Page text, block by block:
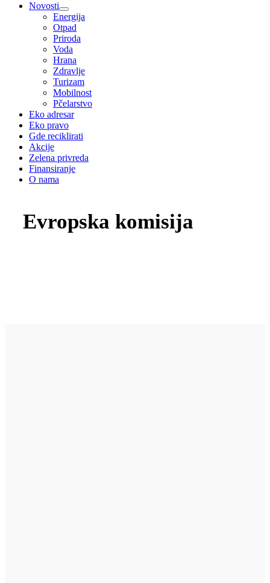
Novosti
Energija
Otpad
Priroda
Voda
Hrana
Zdravlje
Turizam
Mobilnost
Pčelarstvo
Eko adresar
Eko pravo
Gde reciklirati
Akcije
Zelena privreda
Finansiranje
O nama
Evropska komisija